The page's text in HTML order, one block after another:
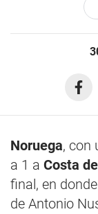
Noruega, con
a 1 a Costa
final, en
de Antonio